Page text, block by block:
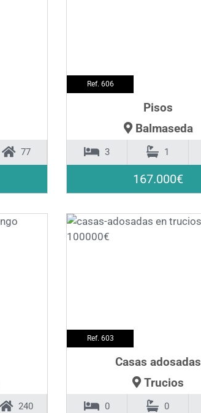
77
Ref. 606
Pisos
Balmaseda
3 1
167.000€
240
Ref. 603
Casas adosadas
Trucios
0 0